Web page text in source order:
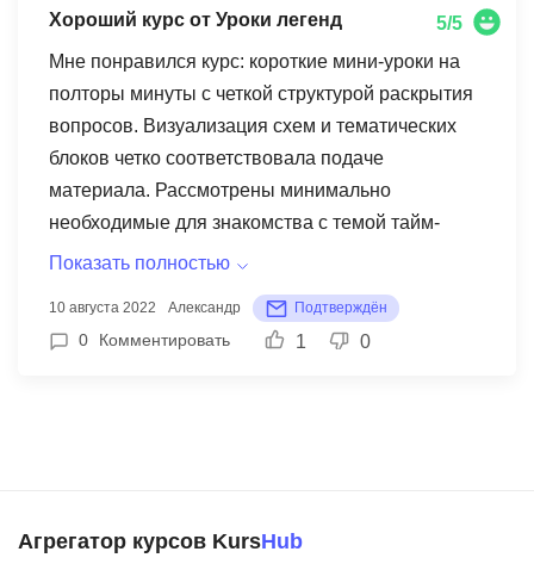
заданий. Но я знаю, что смогу сама придумать
себе практику. Большое спасибо за курс Уроки
легенд!
Хороший курс от Уроки легенд
5/5
Мне понравился курс: короткие мини-уроки на
полторы минуты с четкой структурой раскрытия
вопросов. Визуализация схем и тематических
блоков четко соответствовала подаче
материала. Рассмотрены минимально
необходимые для знакомства с темой тайм-
менеджмента проблемные ситуации и техники
приемами тайм-менеджмента (а не только
знакомства) необходимо прочитать как минимум
Показать полностью
10 августа 2022 Александр Подтверждён
0 Комментировать 1 0
Агрегатор курсов KursHub